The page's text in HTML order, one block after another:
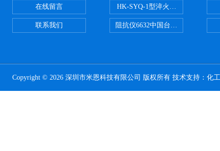
在线留言
联系我们
HK-SYQ-1型淬火介质冷却性能测
阻抗仪6632中国台湾益和
Copyright © 2026 深圳市米恩科技有限公司 版权所有 技术支持： 化